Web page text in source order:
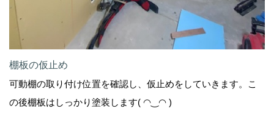
棚板の仮止め
可動棚の取り付け位置を確認し、仮止めをしていきます。こ
の後棚板はしっかり塗装します( ◠‿◠ )